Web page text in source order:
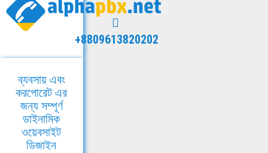
+8809613820202
ব্যবসায় এবং
করপোরেট এর
জন্য সম্পূর্ণ
ডাইনামিক
ওয়েবসাইট
ডিজাইন